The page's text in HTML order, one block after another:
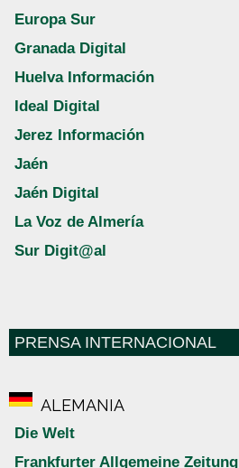
Europa Sur
Granada Digital
Huelva Información
Ideal Digital
Jerez Información
Jaén
Jaén Digital
La Voz de Almería
Sur Digit@al
PRENSA INTERNACIONAL
ALEMANIA
Die Welt
Frankfurter Allgemeine Zeitung